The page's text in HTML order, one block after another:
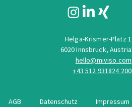
Helga-Krismer-Platz 1
6020 Innsbruck, Austria
hello@miviso.com
+43 512 931824 200
AGB Datenschutz Impressum